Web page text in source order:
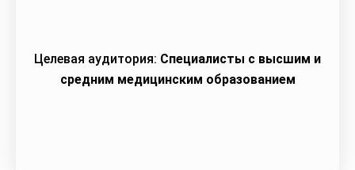
Целевая аудитория: Специалисты с высшим и
средним медицинским образованием